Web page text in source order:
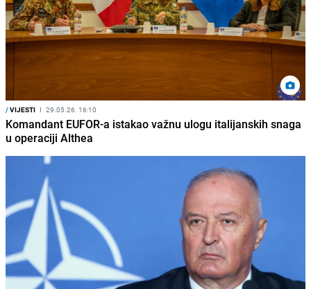
/VIJESTI I 29.05.26. 16:10
Komandant EUFOR-a istakao važnu ulogu italijanskih snaga
u operaciji Althea